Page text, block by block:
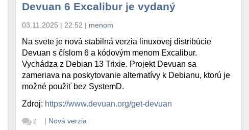
Devuan 6 Excalibur je vydaný
03.11.2025 | 22:52 | menom
Na svete je nová stabilná verzia linuxovej distribúcie
Devuan s číslom 6 a kódovým menom Excalibur.
Vychádza z Debian 13 Trixie. Projekt Devuan sa
zameriava na poskytovanie alternatívy k Debianu, ktorú je
možné použiť bez SystemD.
Zdroj: https://www.devuan.org/get-devuan
2 | Nová verzia